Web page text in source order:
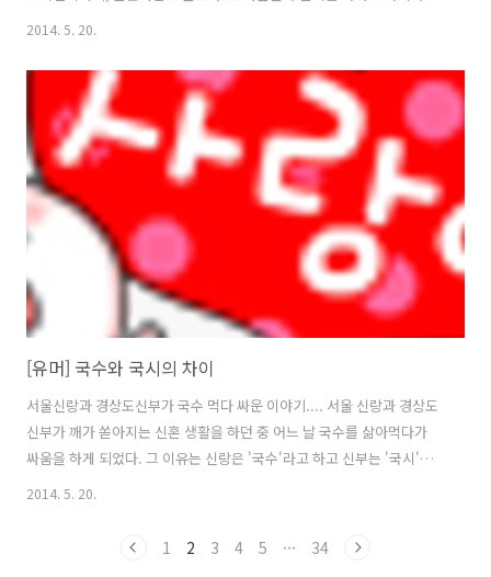
일부러 져주는 것이다. 아들입장에서는 스릴도 없고 감동도 없다. 3. 혼
가지마라. 여자와의 만남을 목적으로 가면 안된다. 여자대신 차라리 얼음
막걸리를 가까이 해라. 5. 동네에서 슬리퍼 끌고 다니지마라. 정말 없어
보인다. 차라리 단정하게 양말신고 운동화 신고 다녀라. 6. 전원주택 꿈
꾸지마라. 나이 들수록 병원가까운 도시에 살아야한다. 함부로 전원주택
지었다가 나중에 안팔려서 애물단지 된다. 7. 함부로 창업 생..
2014. 5. 20.
[유머] 국수와 국시의 차이
서울신랑과 경상도신부가 국수 먹다 싸운 이야기.... 서울 신랑과 경상도
신부가 깨가 쏟아지는 신혼 생활을 하던 중 어느 날 국수를 삶아먹다가
싸움을 하게 되었다. 그 이유는 신랑은 '국수'라고 하고 신부는 '국시'가
2014. 5. 20.
1 2 3 4 5 ··· 34